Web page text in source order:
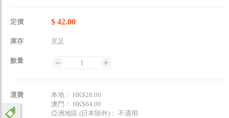
定價 $ 42.00
庫存 充足
數量 1
運費
本地﹕ HK$28.00
澳門﹕ HK$64.00
亞洲地區 (日本除外)﹕ 不適用